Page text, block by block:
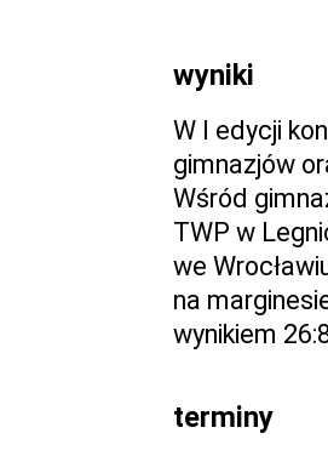
wyniki
W I edycji
gimnazjów
Wśród
TWP w
we
na
wynikiem
terminy